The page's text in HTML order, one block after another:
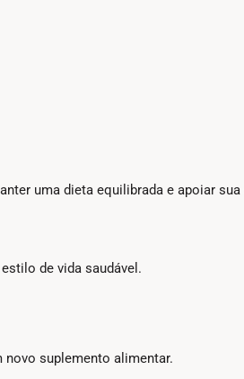
uma dieta equilibrada e apoiar
de vida saudável.
novo suplemento alimentar.